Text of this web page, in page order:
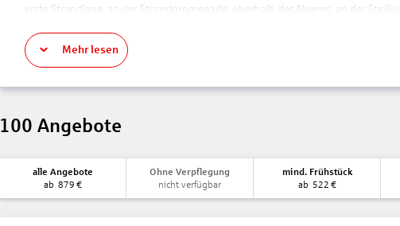
erste Strandlage, an der Strandpromenade, oberhalb des Meeres, an der
Entfernungen:
Stadtzentrum/Ortszentrum Albufeira ca. 500 m, Fahrzeit: ca. 10 Minuten
Bars und Clubs centre ca. 1 km, Fahrzeit: ca. 10 Minuten
Das bietet Ihre Unterkunft:
Nichtraucherhotel
Mehr lesen
100 Angebote
alle Angebote
ab 879 €
Ohne Verpflegung
nicht verfügbar
mind. Frühstück
ab 522 €